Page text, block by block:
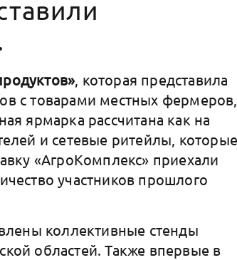
, которая представила
с товарами местных фермеров,
ярмарка рассчитана как на
и сетевые ритейлы, которые
«АгроКомплекс» приехали
участников прошлого
коллективные стенды
областей. Также впервые в